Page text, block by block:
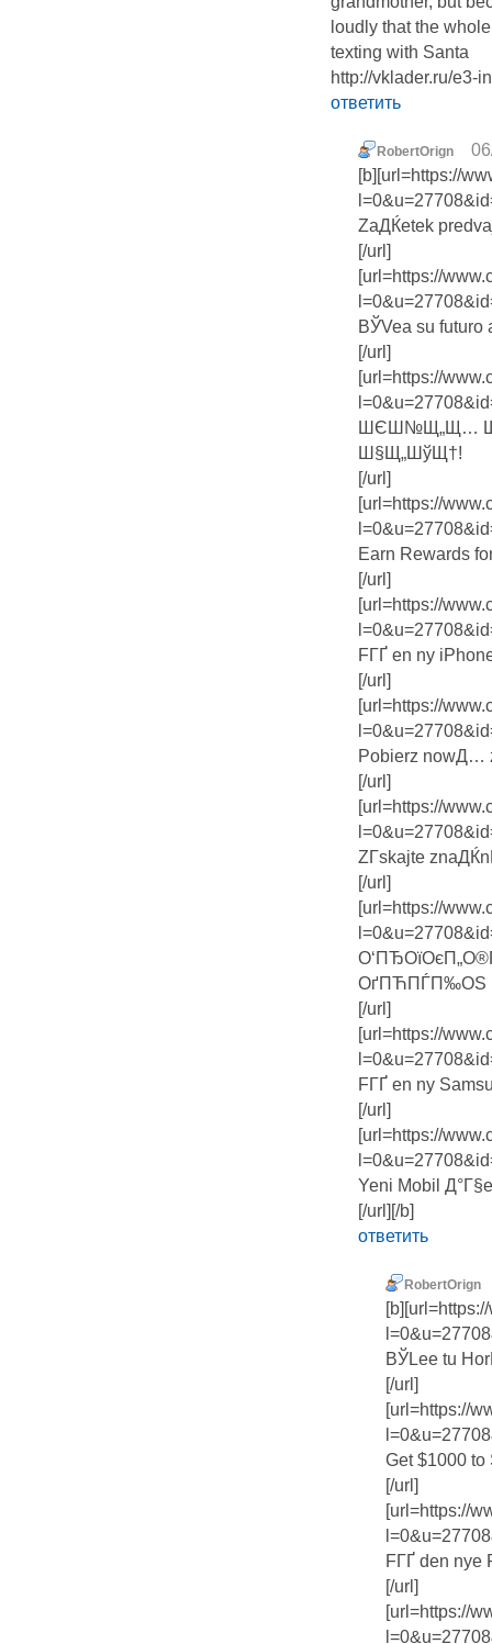
loudly that the
texting with Santa
http://vklader.ru/e3-
ответить
RobertOrign
[b][url=https://
ZaДЌetek
[/url]
[url=https://
ВЎVea su futuro
[/url]
[url=https://
ШЄШ№Щ„Щ…
Ш§Щ„ШўЩ†!
[/url]
[url=https://
Earn Rewards
[/url]
[url=https://
FГҐ en ny
[/url]
[url=https://
Pobierz nowД…
[/url]
[url=https://
ZГ­skajte
[/url]
[url=https://
ОґПЋПЃП‰ОЅ
[/url]
[url=https://
FГҐ en ny
[/url]
[url=https://
Yeni Mobil
[/url][/b]
ответить
RobertOrign
ВЎLee tu
[/url]
[url=https://
Get $1000 to
[/url]
[url=https://
FГҐ den nye
[/url]
[url=https://